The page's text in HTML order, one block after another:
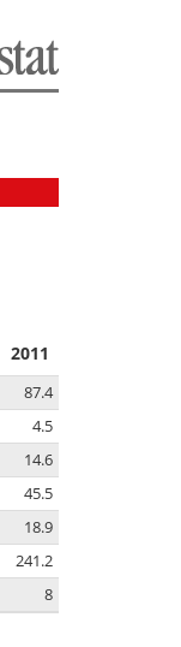
2011
87.4
4.5
14.6
45.5
18.9
241.2
8